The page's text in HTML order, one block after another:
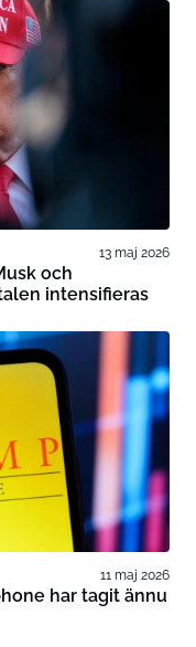
13 maj 2026
och
intensifieras
11 maj 2026
har tagit ännu